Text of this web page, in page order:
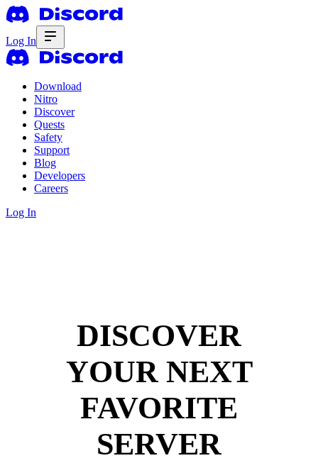
Log In
Download
Nitro
Discover
Quests
Safety
Support
Blog
Developers
Careers
Log In
DISCOVER
YOUR NEXT
FAVORITE
SERVER